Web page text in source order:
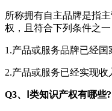
所称拥有自主品牌是指
权，且符合下列条件之一
1.产品或服务品牌已经国
2.产品或服务已经实现收
Q3、Ⅰ类知识产权有哪些?